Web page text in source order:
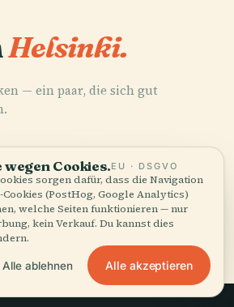
Helsinki.
— ein paar, die sich gut
PLACE
Senatsplatz
457 Orte in Helsinki
Cookies.EU · DSGVO
sorgen dafür, dass die Navigation
(PostHog, Google Analytics)
welche Seiten funktionieren — nur
kein Verkauf. Du kannst dies
Alle ablehnen Alle akzeptieren